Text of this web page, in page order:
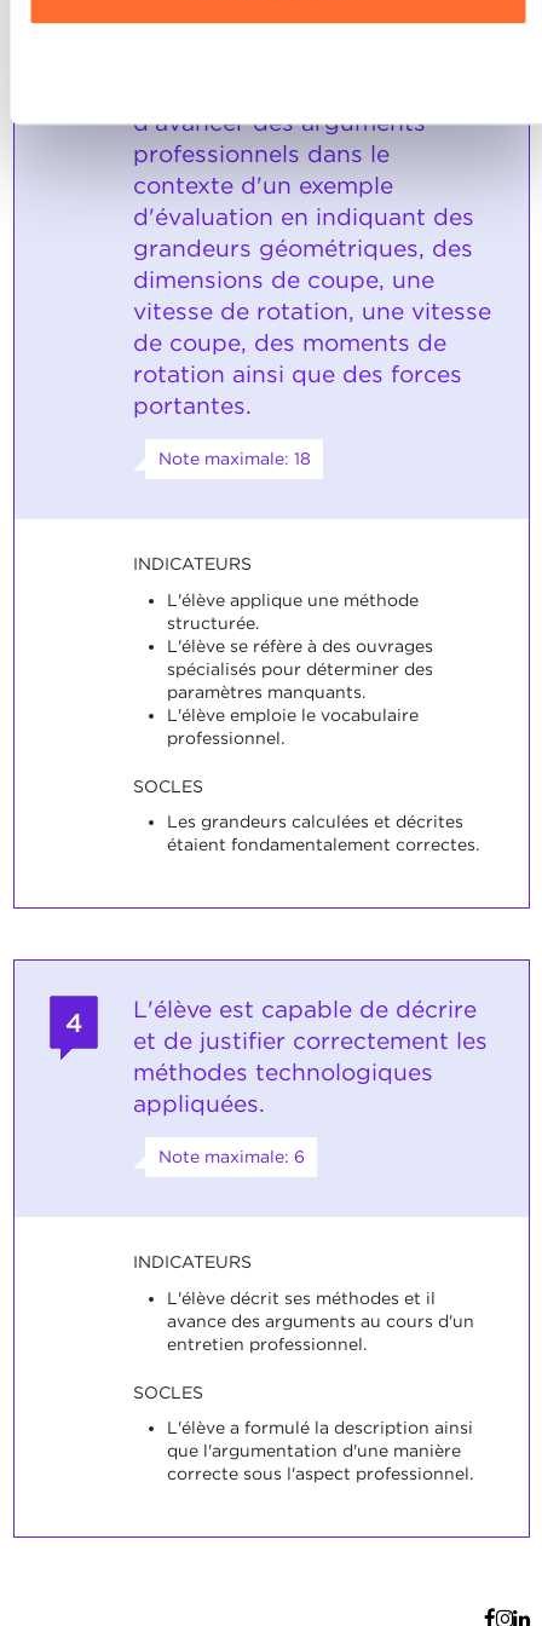
Charte d’usage des cookieset notrePolitique de
d'avancer des arguments
professionnels dans le
contexte d'un exemple
d'évaluation en indiquant des
grandeurs géométriques, des
dimensions de coupe, une
vitesse de rotation, une vitesse
de coupe, des moments de
rotation ainsi que des forces
portantes.
Note maximale: 18
INDICATEURS
L'élève applique une méthode
structurée.
L'élève se réfère à des ouvrages
spécialisés pour déterminer des
paramètres manquants.
L'élève emploie le vocabulaire
professionnel.
SOCLES
Les grandeurs calculées et décrites
étaient fondamentalement correctes.
4
L'élève est capable de décrire
et de justifier correctement les
méthodes technologiques
appliquées.
Note maximale: 6
INDICATEURS
L'élève décrit ses méthodes et il
avance des arguments au cours d'un
entretien professionnel.
SOCLES
L'élève a formulé la description ainsi
que l'argumentation d'une manière
correcte sous l'aspect professionnel.